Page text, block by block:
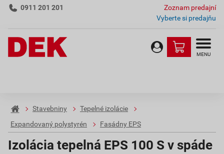
0911 201 201
Zoznam predajní
Vyberte si predajňu
MENU
Stavebniny
Tepelné izolácie
Expandovaný polystyrén
Fasádny EPS
Izolácia tepelná EPS 100 S v spáde